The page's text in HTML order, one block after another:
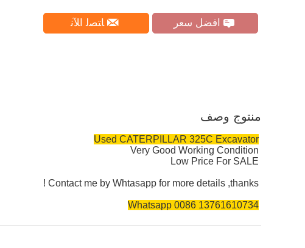
افضل سعر ﺎﺘﺼﻟ ﺍﻶﻧ
منتوج وصف
Used CATERPILLAR 325C Excavator
Very Good Working Condition
Low Price For SALE
Contact me by Whtasapp for more details ,thanks !
Whatsapp 0086 13761610734